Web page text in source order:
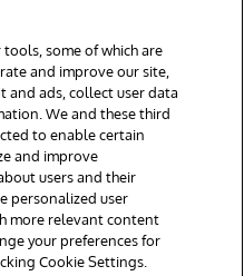
linkedin
Boston, MA. Todos los
de privacidad
tools, some of which are
and improve our site,
and ads, collect user data
We and these third
to enable certain
and improve
users and their
personalized user
more relevant content
your preferences for
Cookie Settings.